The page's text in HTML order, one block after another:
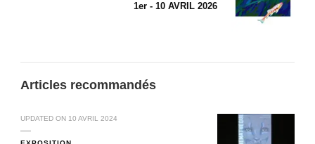
1er - 10 AVRIL 2026
Articles recommandés
UPDATED ON 10 AVRIL 2024